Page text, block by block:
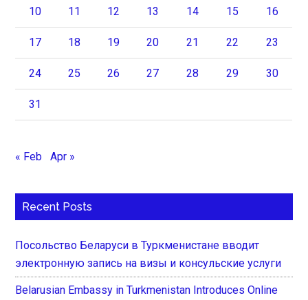
10 11 12 13 14 15 16
17 18 19 20 21 22 23
24 25 26 27 28 29 30
31
« Feb Apr »
Recent Posts
Посольство Беларуси в Туркменистане вводит
электронную запись на визы и консульские услуги
Belarusian Embassy in Turkmenistan Introduces Online